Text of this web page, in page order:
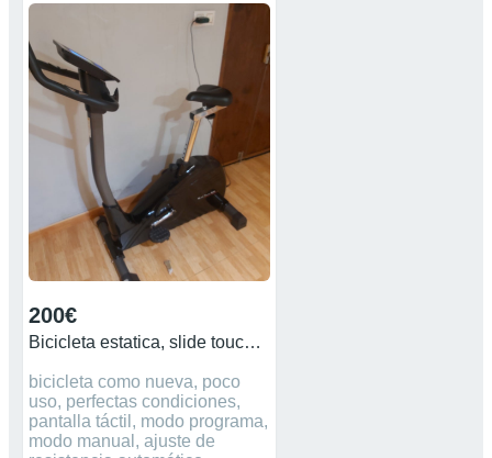
puede ver las medidas al
200€
Bicicleta estatica, slide touch 6.0
bicicleta como nueva, poco
uso, perfectas condiciones,
pantalla táctil, modo programa,
modo manual, ajuste de